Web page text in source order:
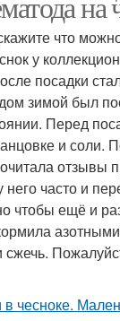
что
у
посадки
зимой был
Перед
и соли.
отзывы
него часто и
чтобы ещё и